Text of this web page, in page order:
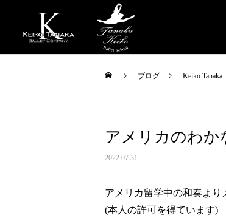
ブログ Keiko Tanaka
アメリカのわか
2022.07.31
アメリカ留学中の和奏より
(本人の許可を得ています)